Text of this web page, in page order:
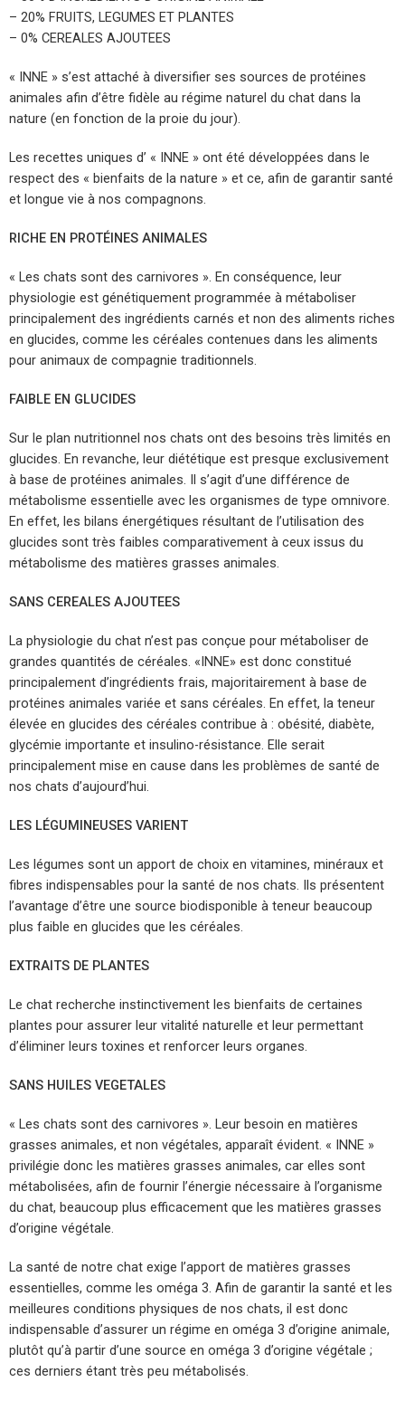
– 20% FRUITS, LEGUMES ET PLANTES
– 0% CEREALES AJOUTEES
« INNE » s’est attaché à diversifier ses sources de protéines
animales afin d’être fidèle au régime naturel du chat dans la
nature (en fonction de la proie du jour).
Les recettes uniques d’ « INNE » ont été développées dans le
respect des « bienfaits de la nature » et ce, afin de garantir santé
et longue vie à nos compagnons.
RICHE EN PROTÉINES ANIMALES
« Les chats sont des carnivores ». En conséquence, leur
physiologie est génétiquement programmée à métaboliser
principalement des ingrédients carnés et non des aliments riches
en glucides, comme les céréales contenues dans les aliments
pour animaux de compagnie traditionnels.
FAIBLE EN GLUCIDES
Sur le plan nutritionnel nos chats ont des besoins très limités en
glucides. En revanche, leur diététique est presque exclusivement
à base de protéines animales. Il s’agit d’une différence de
métabolisme essentielle avec les organismes de type omnivore.
En effet, les bilans énergétiques résultant de l’utilisation des
glucides sont très faibles comparativement à ceux issus du
métabolisme des matières grasses animales.
SANS CEREALES AJOUTEES
La physiologie du chat n’est pas conçue pour métaboliser de
grandes quantités de céréales. «INNE» est donc constitué
principalement d’ingrédients frais, majoritairement à base de
protéines animales variée et sans céréales. En effet, la teneur
élevée en glucides des céréales contribue à : obésité, diabète,
glycémie importante et insulino-résistance. Elle serait
principalement mise en cause dans les problèmes de santé de
nos chats d’aujourd’hui.
LES LÉGUMINEUSES VARIENT
Les légumes sont un apport de choix en vitamines, minéraux et
fibres indispensables pour la santé de nos chats. Ils présentent
l’avantage d’être une source biodisponible à teneur beaucoup
plus faible en glucides que les céréales.
EXTRAITS DE PLANTES
Le chat recherche instinctivement les bienfaits de certaines
plantes pour assurer leur vitalité naturelle et leur permettant
d’éliminer leurs toxines et renforcer leurs organes.
SANS HUILES VEGETALES
« Les chats sont des carnivores ». Leur besoin en matières
grasses animales, et non végétales, apparaît évident. « INNE »
privilégie donc les matières grasses animales, car elles sont
métabolisées, afin de fournir l’énergie nécessaire à l’organisme
du chat, beaucoup plus efficacement que les matières grasses
d’origine végétale.
La santé de notre chat exige l’apport de matières grasses
essentielles, comme les oméga 3. Afin de garantir la santé et les
meilleures conditions physiques de nos chats, il est donc
indispensable d’assurer un régime en oméga 3 d’origine animale,
plutôt qu’à partir d’une source en oméga 3 d’origine végétale ;
ces derniers étant très peu métabolisés.